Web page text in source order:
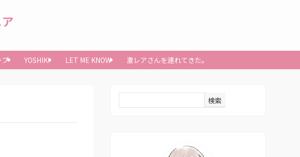
プ YOSHIKI LET ME KNOW 激レアさんを連れてきた。
検索